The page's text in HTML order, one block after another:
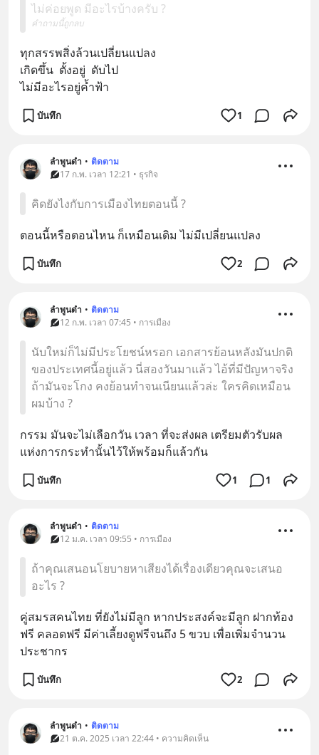
ไม่ค่อยพูด มีอะไรบ้างครับ ?
คำถามนี้ถูกลบ
ทุกสรรพสิ่งล้วนเปลี่ยนแปลง
เกิดขึ้น  ตั้งอยู่  ดับไป
ไม่มีอะไรอยู่ค้ำฟ้า
บันทึก 1
ลำพูนดำ • ติดตาม
17 ก.พ. เวลา 12:21 • ธุรกิจ
คิดยังไงกับการเมืองไทยตอนนี้ ?
ตอนนี้หรือตอนไหน ก็เหมือนเดิม ไม่มีเปลี่ยนแปลง
บันทึก 2
ลำพูนดำ • ติดตาม
12 ก.พ. เวลา 07:45 • การเมือง
นับใหม่ก็ไม่มีประโยชน์หรอก เอกสารย้อนหลังมันปกติ
ของประเทศนี้อยู่แล้ว นี่สองวันมาแล้ว ไอ้ที่มีปัญหาจริง
ถ้ามันจะโกง คงย้อนทำจนเนียนแล้วล่ะ ใครคิดเหมือน
ผมบ้าง ?
กรรม มันจะไม่เลือกวัน เวลา ที่จะส่งผล เตรียมตัวรับผล
แห่งการกระทำนั้นไว้ให้พร้อมก็แล้วกัน
บันทึก 1 1
ลำพูนดำ • ติดตาม
12 ม.ค. เวลา 09:55 • การเมือง
ถ้าคุณเสนอนโยบายหาเสียงได้เรื่องเดียวคุณจะเสนอ
อะไร ?
คู่สมรสคนไทย ที่ยังไม่มีลูก หากประสงค์จะมีลูก ฝากท้อง
ฟรี คลอดฟรี มีค่าเลี้ยงดูฟรีจนถึง 5 ขวบ เพื่อเพิ่มจำนวน
ประชากร
บันทึก 2
ลำพูนดำ • ติดตาม
21 ต.ค. 2025 เวลา 22:44 • ความคิดเห็น